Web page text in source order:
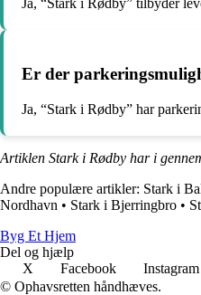
Er der
Ja, “Stark i Rødby” har
Artiklen Stark i Rødby har i
Andre populære artikler: Stark i
Nordhavn • Stark i Bjerringbro •
Byg Et Hjem
Del og hjælp
X
Facebook Instagram
© Ophavsretten håndhæves.